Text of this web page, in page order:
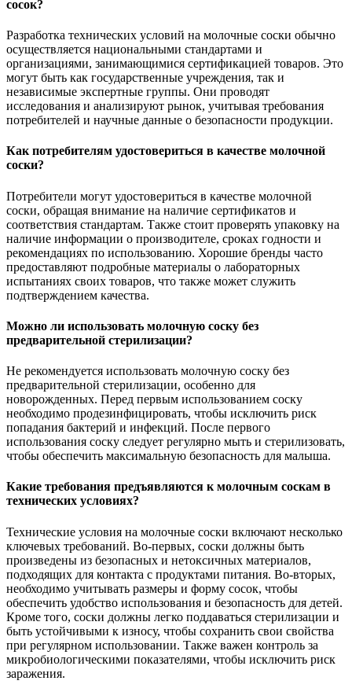
сосок?
Разработка технических условий на молочные соски обычно
осуществляется национальными стандартами и
организациями, занимающимися сертификацией товаров. Это
могут быть как государственные учреждения, так и
независимые экспертные группы. Они проводят
исследования и анализируют рынок, учитывая требования
потребителей и научные данные о безопасности продукции.
Как потребителям удостовериться в качестве молочной
соски?
Потребители могут удостовериться в качестве молочной
соски, обращая внимание на наличие сертификатов и
соответствия стандартам. Также стоит проверять упаковку на
наличие информации о производителе, сроках годности и
рекомендациях по использованию. Хорошие бренды часто
предоставляют подробные материалы о лабораторных
испытаниях своих товаров, что также может служить
подтверждением качества.
Можно ли использовать молочную соску без
предварительной стерилизации?
Не рекомендуется использовать молочную соску без
предварительной стерилизации, особенно для
новорожденных. Перед первым использованием соску
необходимо продезинфицировать, чтобы исключить риск
попадания бактерий и инфекций. После первого
использования соску следует регулярно мыть и стерилизовать,
чтобы обеспечить максимальную безопасность для малыша.
Какие требования предъявляются к молочным соскам в
технических условиях?
Технические условия на молочные соски включают несколько
ключевых требований. Во-первых, соски должны быть
произведены из безопасных и нетоксичных материалов,
подходящих для контакта с продуктами питания. Во-вторых,
необходимо учитывать размеры и форму сосок, чтобы
обеспечить удобство использования и безопасность для детей.
Кроме того, соски должны легко поддаваться стерилизации и
быть устойчивыми к износу, чтобы сохранить свои свойства
при регулярном использовании. Также важен контроль за
микробиологическими показателями, чтобы исключить риск
заражения.